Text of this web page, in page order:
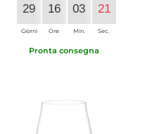
29
Giorni
16
Ore
03
Min.
20
Sec.
Pronta consegna